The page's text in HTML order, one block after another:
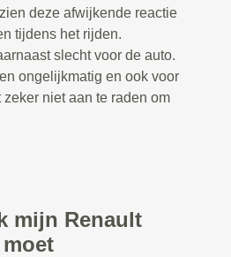
deze afwijkende reactie
tijdens het rijden.
slecht voor de auto.
ongelijkmatig en ook voor
niet aan te raden om
mijn Renault